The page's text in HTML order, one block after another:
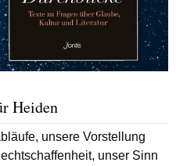
Heiden
unsere Vorstellung
unser Sinn